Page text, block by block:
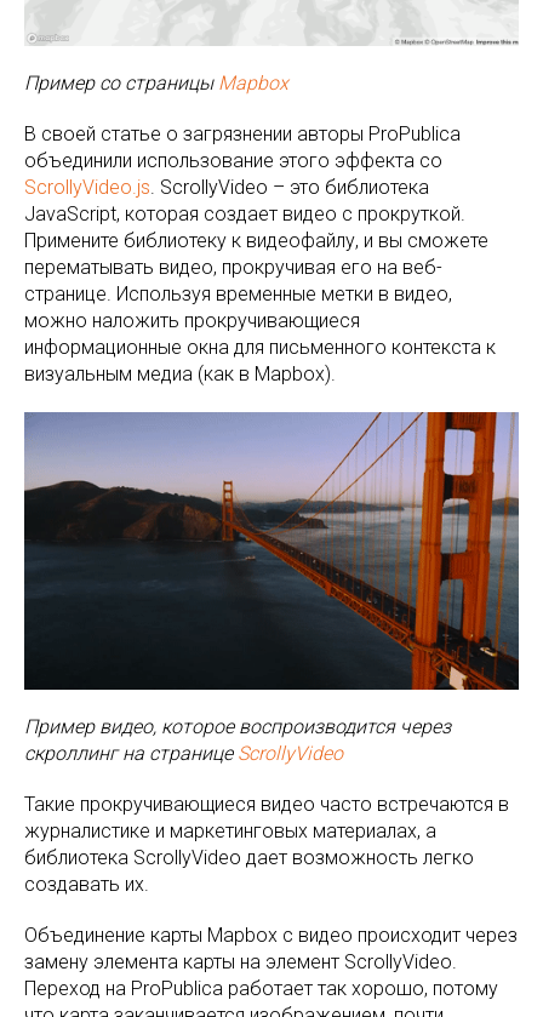
Пример со страницы Mapbox
В своей статье о загрязнении авторы ProPublica
объединили использование этого эффекта со
ScrollyVideo.js . ScrollyVideo – это библиотека
JavaScript, которая создает видео с прокруткой.
Примените библиотеку к видеофайлу, и вы сможете
перематывать видео, прокручивая его на веб-
странице. Используя временные метки в видео,
можно наложить прокручивающиеся
информационные окна для письменного контекста к
визуальным медиа (как в Mapbox).
Пример видео, которое воспроизводится через
скроллинг на странице ScrollyVideo
Такие прокручивающиеся видео часто встречаются в
журналистике и маркетинговых материалах, а
библиотека ScrollyVideo дает возможность легко
создавать их.
Объединение карты Mapbox с видео происходит через
замену элемента карты на элемент ScrollyVideo.
Переход на ProPublica работает так хорошо, потому